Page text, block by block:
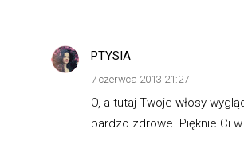
PTYSIA
7 czerwca 2013 21:27
O, a tutaj Twoje włosy
bardzo zdrowe. Pięknie Ci w